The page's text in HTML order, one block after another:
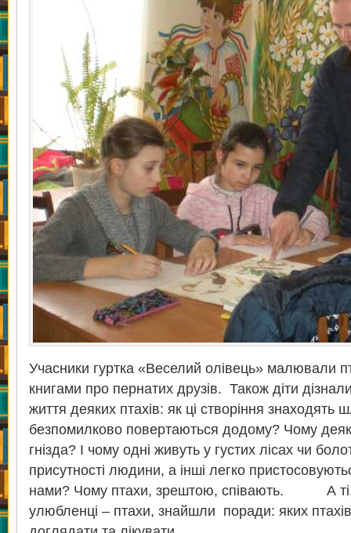
Учасники гуртка «Веселий олівець» малювали
книгами про пернатих друзів. Також діти
життя деяких птахів: як ці створіння знаходять
безпомилково повертаються додому? Чому
гнізда? І чому одні живуть у густих лісах чи
присутності людини, а інші легко
нами? Чому птахи, зрештою, співають. А ті,
улюбленці – птахи, знайшли поради: яких